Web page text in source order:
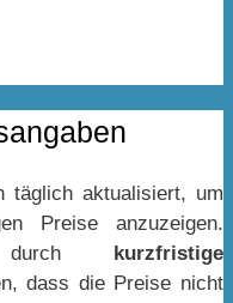
täglich aktualisiert, um
Preise anzuzeigen.
durch
kurzfristige
dass die Preise nicht